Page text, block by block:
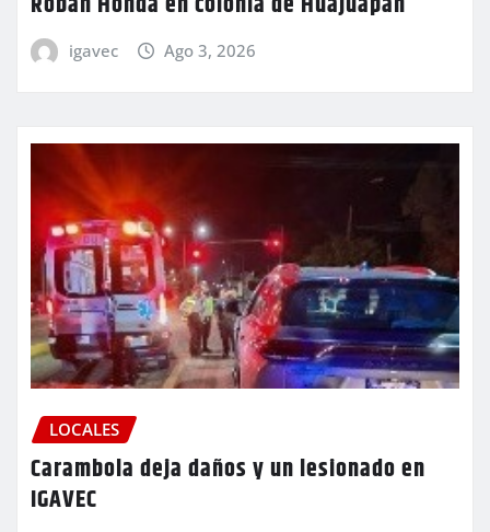
igavec Ago 3, 2026
LOCALES
Carambola deja daños y un lesionado en
IGAVEC